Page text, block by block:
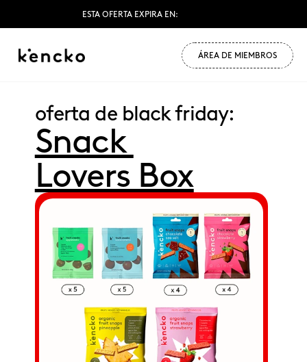
ESTA OFERTA EXPIRA EN:
ÁREA DE MIEMBROS
oferta de black friday:
Snack
Lovers Box